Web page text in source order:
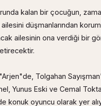
kalan bir çocuğun,
düşmanlarından
ailesinin ona verdiği bir
Tolgahan
Yunus Eski ve Cemal
konuk oyuncu olarak yer